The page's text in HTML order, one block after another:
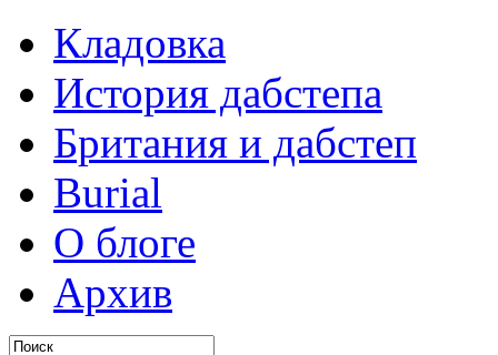
Кладовка
История дабстепа
Британия и дабстеп
Burial
О блоге
Архив